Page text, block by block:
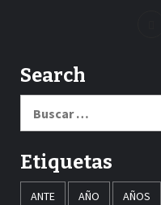
Search
Etiquetas
ANTE AÑO AÑOS